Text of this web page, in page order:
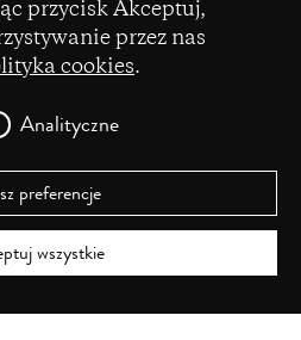
przycisk Akceptuj,
przez nas
cookies.
Analityczne
preferencje
wszystkie
Wyższego na
WCN/2019/1 z dnia 19
w ramach
czasopism naukowych”.